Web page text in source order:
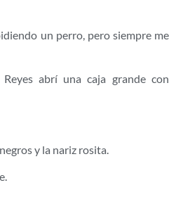
un perro, pero siempre me
abrí una caja grande con
y la nariz rosita.